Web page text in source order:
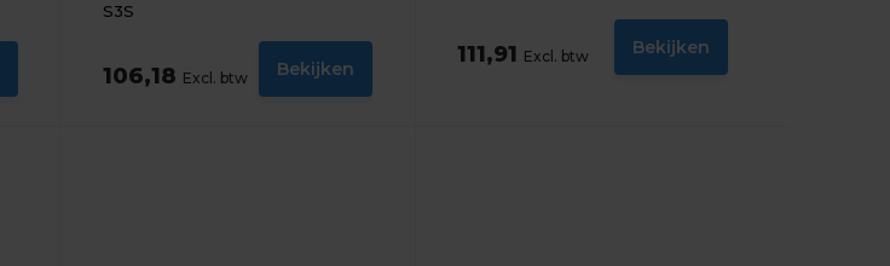
S3S
106,18 Excl. btw Bekijken
111,91 Excl. btw Bekijken